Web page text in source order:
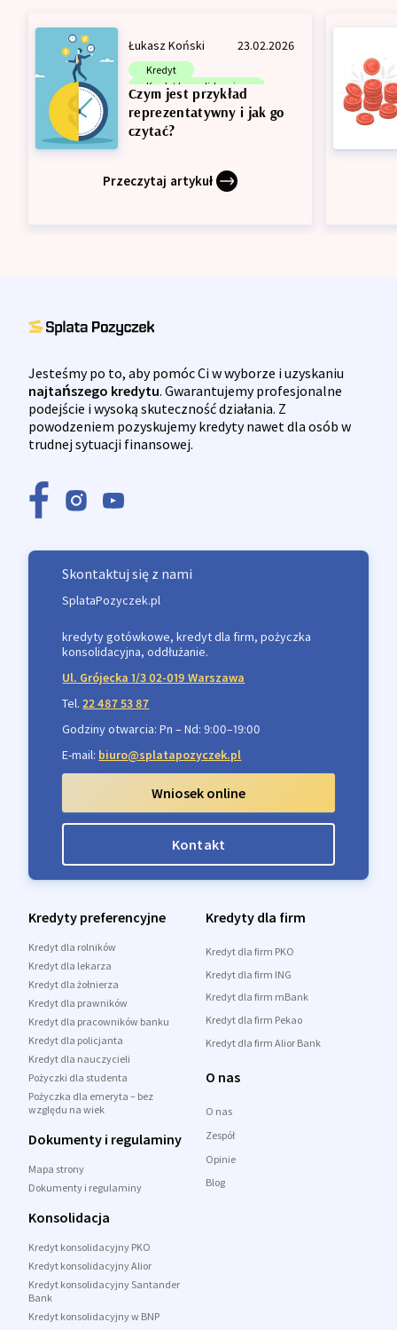
Łukasz Koński 23.02.2026
Kredyt
Kredyt konsolidacyjny
Pożyczka
Czym jest przykład
reprezentatywny i jak go
czytać?
Przeczytaj artykuł
Jesteśmy po to, aby pomóc Ci w wyborze i uzyskaniu
najtańszego kredytu. Gwarantujemy profesjonalne
podejście i wysoką skuteczność działania. Z
powodzeniem pozyskujemy kredyty nawet dla osób w
trudnej sytuacji finansowej.
Kredyty preferencyjne
Kredyt dla rolników
Kredyt dla lekarza
Kredyt dla żołnierza
Kredyt dla prawników
Kredyt dla pracowników banku
Kredyt dla policjanta
Kredyt dla nauczycieli
Pożyczki dla studenta
Pożyczka dla emeryta – bez
względu na wiek
Dokumenty i regulaminy
Mapa strony
Dokumenty i regulaminy
Kredyty dla firm
Kredyt dla firm PKO
Kredyt dla firm ING
Kredyt dla firm mBank
Kredyt dla firm Pekao
Kredyt dla firm Alior Bank
O nas
O nas
Zespół
Opinie
Blog
Konsolidacja
Kredyt konsolidacyjny PKO
Kredyt konsolidacyjny Alior
Kredyt konsolidacyjny Santander
Bank
Kredyt konsolidacyjny w BNP
Skontaktuj się z nami
SplataPozyczek.pl
kredyty gotówkowe, kredyt dla firm, pożyczka
konsolidacyjna, oddłużanie.
Ul. Grójecka 1/3 02-019 Warszawa
Tel.22 487 53 87
Godziny otwarcia: Pn – Nd: 9:00–19:00
E-mail: biuro@splatapozyczek.pl
Wniosek online
Kontakt